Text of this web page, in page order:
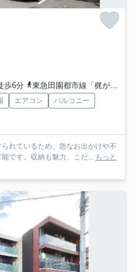
歩6分
東急田園都市線「梶が谷」駅 徒歩22分
エアコン
バルコニー
れているため、急なお出かけや不
です。収納も魅力、こだ... もっと